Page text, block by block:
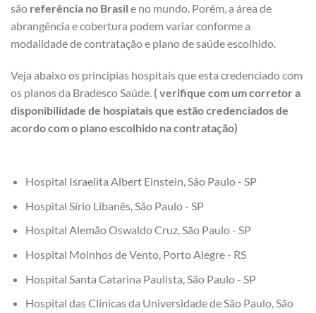
são referência no Brasil e no mundo. Porém, a área de
abrangência e cobertura podem variar conforme a
modalidade de contratação e plano de saúde escolhido.
Veja abaixo os principias hospitais que esta credenciado com
os planos da Bradesco Saúde. ( verifique com um corretor a
disponibilidade de hospiatais que estão credenciados de
acordo com o plano escolhido na contratação)
Hospital Israelita Albert Einstein, São Paulo - SP
Hospital Sírio Libanês, São Paulo - SP
Hospital Alemão Oswaldo Cruz, São Paulo - SP
Hospital Moinhos de Vento, Porto Alegre - RS
Hospital Santa Catarina Paulista, São Paulo - SP
Hospital das Clínicas da Universidade de São Paulo, São